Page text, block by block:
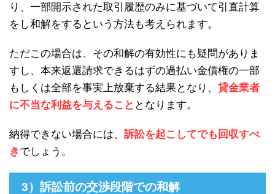
り、一部開示された取引履歴のみに基づいて引直計算
をし和解をするという方法も考えられます。
ただこの場合は、その和解の有効性にも疑問がありま
すし、本来返還請求できるはずの過払い金債権の一部
もしくは全部を事実上放棄する結果となり、 貸金業者
に不当な利益を与えること となります。
納得できない場合には、 訴訟を起こしてでも回収すべ
き でしょう。
3）訴訟前の交渉段階での和解